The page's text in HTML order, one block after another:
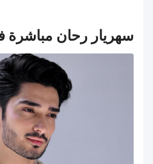
سهريار رحان مباشرة